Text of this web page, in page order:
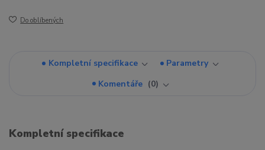
Do oblíbených
Kompletní specifikace
Parametry
Komentáře
0
Kompletní specifikace